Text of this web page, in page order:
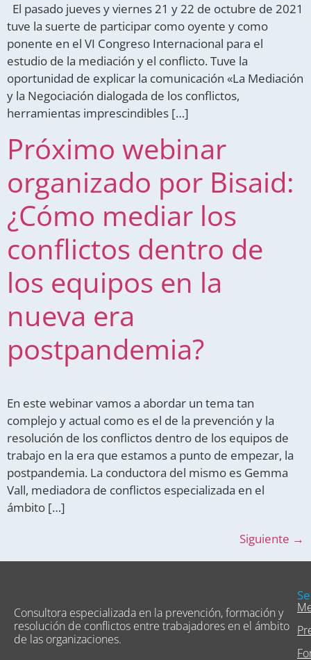
El pasado jueves y viernes 21 y 22 de octubre de 2021
tuve la suerte de participar como oyente y como
ponente en el VI Congreso Internacional para el
estudio de la mediación y el conflicto. Tuve la
oportunidad de explicar la comunicación «La Mediación
y la Negociación dialogada de los conflictos,
herramientas imprescindibles […]
Próximo webinar
organizado por Bisaid:
¿Cómo mediar los
conflictos dentro de
los equipos en la
nueva era
postpandemia?
En este webinar vamos a abordar un tema tan
complejo y actual como es el de la prevención y la
resolución de los conflictos dentro de los equipos de
trabajo en la era que estamos a punto de empezar, la
postpandemia. La conductora del mismo es Gemma
Vall, mediadora de conflictos especializada en el
ámbito […]
Siguiente →
Consultora especializada en la prevención, formación y
resolución de conflictos entre trabajadores en el ámbito
de las organizaciones.